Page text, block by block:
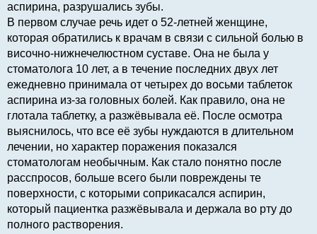
аспирина, разрушались зубы.
В первом случае речь идет о 52-летней женщине,
которая обратились к врачам в связи с сильной болью в
височно-нижнечелюстном суставе. Она не была у
стоматолога 10 лет, а в течение последних двух лет
ежедневно принимала от четырех до восьми таблеток
аспирина из-за головных болей. Как правило, она не
глотала таблетку, а разжёвывала её. После осмотра
выяснилось, что все её зубы нуждаются в длительном
лечении, но характер поражения показался
стоматологам необычным. Как стало понятно после
расспросов, больше всего были повреждены те
поверхности, с которыми соприкасался аспирин,
который пациентка разжёвывала и держала во рту до
полного растворения.